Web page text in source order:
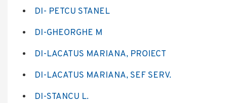
DI- PETCU STANEL
DI-GHEORGHE M
DI-LACATUS MARIANA, PROIECT
DI-LACATUS MARIANA, SEF SERV.
DI-STANCU L.